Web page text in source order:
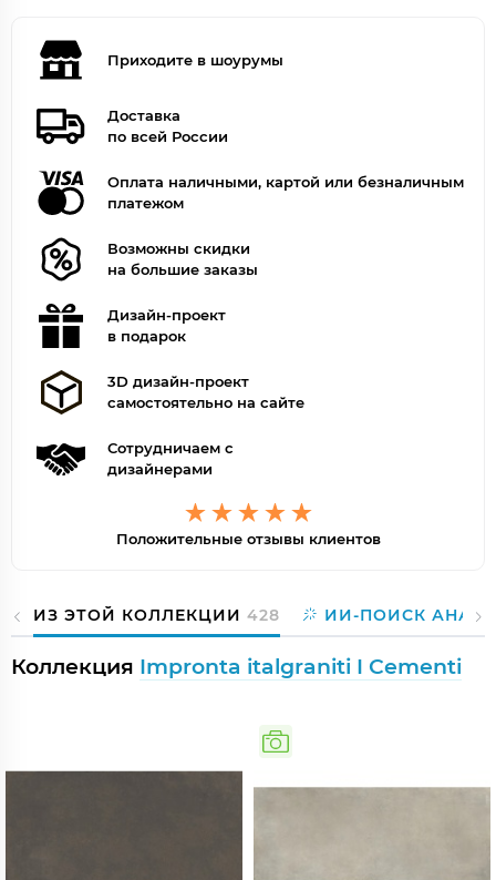
Приходите в шоурумы
Доставка
по всей России
Оплата наличными, картой или безналичным
платежом
Возможны скидки
на большие заказы
Дизайн-проект
в подарок
3D дизайн-проект
самостоятельно на сайте
Сотрудничаем с
дизайнерами
Положительные отзывы клиентов
ИЗ ЭТОЙ КОЛЛЕКЦИИ 428 ИИ-ПОИСК
Коллекция Impronta italgraniti I Cementi